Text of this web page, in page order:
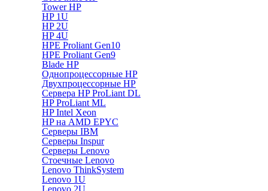
Tower HP
HP 1U
HP 2U
HP 4U
HPE Proliant Gen10
HPE Proliant Gen9
Blade HP
Однопроцессорные HP
Двухпроцессорные HP
Сервера HP ProLiant DL
HP ProLiant ML
HP Intel Xeon
HP на AMD EPYC
Серверы IBM
Серверы Inspur
Серверы Lenovo
Стоечные Lenovo
Lenovo ThinkSystem
Lenovo 1U
Lenovo 2U